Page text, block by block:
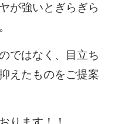
が強いとぎらぎら
ではなく、目立ち
えたものをご提案